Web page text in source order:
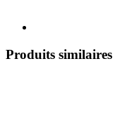
Produits similaires